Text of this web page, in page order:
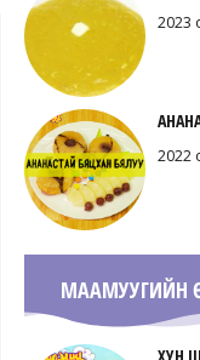
2023
2022
МААМУУГИЙН